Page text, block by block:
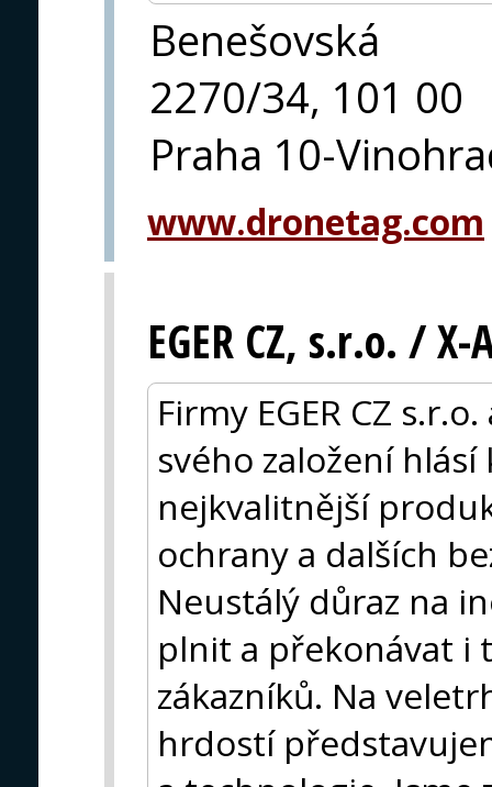
Benešovská
2270/34, 101 00
Praha 10-
www.dronetag.com
EGER CZ, s.r.o. /
Firmy EGER CZ
svého založení
nejkvalitnější
ochrany a dalších
Neustálý důraz na
plnit a překonávat i
zákazníků. Na
hrdostí